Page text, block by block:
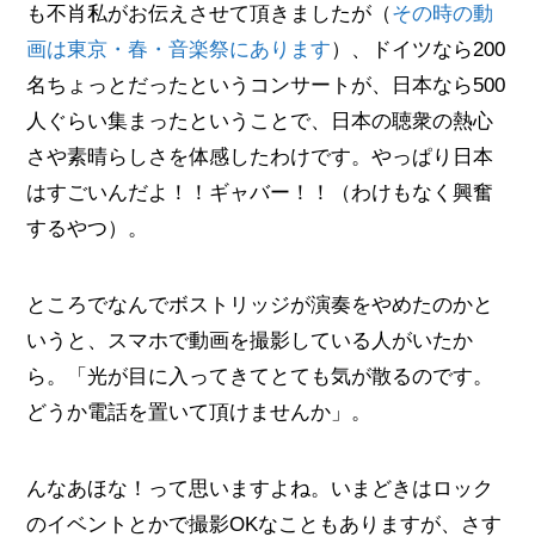
も不肖私がお伝えさせて頂きましたが（その時の動
画は東京・春・音楽祭にあります）、ドイツなら200
名ちょっとだったというコンサートが、日本なら500
人ぐらい集まったということで、日本の聴衆の熱心
さや素晴らしさを体感したわけです。やっぱり日本
はすごいんだよ！！ギャバー！！（わけもなく興奮
するやつ）。
ところでなんでボストリッジが演奏をやめたのかと
いうと、スマホで動画を撮影している人がいたか
ら。「光が目に入ってきてとても気が散るのです。
どうか電話を置いて頂けませんか」。
んなあほな！って思いますよね。いまどきはロック
のイベントとかで撮影OKなこともありますが、さす